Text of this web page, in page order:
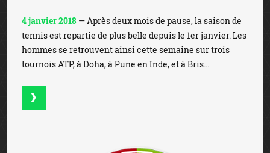
4 janvier 2018 — Après deux mois de pause, la saison de
tennis est repartie de plus belle depuis le 1er janvier. Les
hommes se retrouvent ainsi cette semaine sur trois
tournois ATP, à Doha, à Pune en Inde, et à Bris...